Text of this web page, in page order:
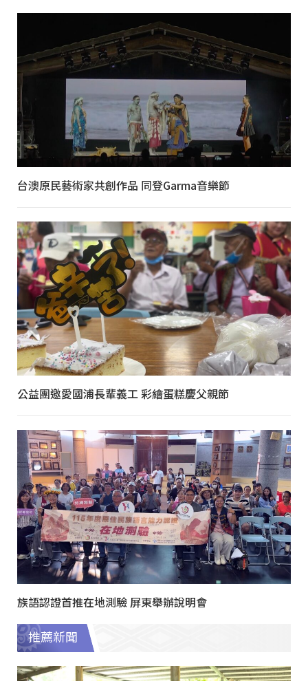
台澳原民藝術家共創作品 同登Garma音樂節
公益團邀愛國浦長輩義工 彩繪蛋糕慶父親節
族語認證首推在地測驗 屏東舉辦說明會
推薦新聞